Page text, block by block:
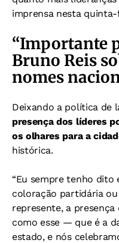
imprensa nesta quinta-
“Importante
Bruno Reis
nomes
Deixando a política de
presença dos líderes
os olhares para a
histórica.
“Eu sempre tenho dito
coloração partidária
represente, a presença
como esse — que é a
estado, e nós